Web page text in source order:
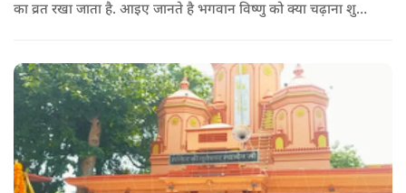
का व्रत रखा जाता है. आइए जानते है भगवान विष्णु को क्या चढ़ाना शुभ